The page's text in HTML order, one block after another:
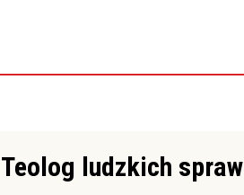
Teolog ludzkich spraw